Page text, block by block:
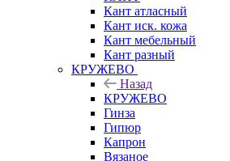
Кант атласный
Кант иск. кожа
Кант мебельный
Кант разный
КРУЖЕВО
Назад
КРУЖЕВО
Гинза
Гипюр
Капрон
Вязаное